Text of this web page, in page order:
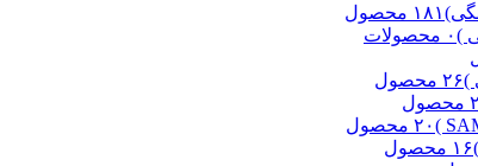
۱۸۱ محصول
)۰ محصولات
)۲۶ محصول
۲ محصول
۲۰ محصول
۱۶ محصول